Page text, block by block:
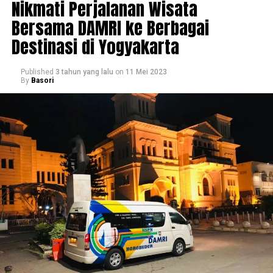
Nikmati Perjalanan Wisata
Bersama DAMRI ke Berbagai
Destinasi di Yogyakarta
Published 3 tahun yang lalu on 11 Mei 2023
By Basori